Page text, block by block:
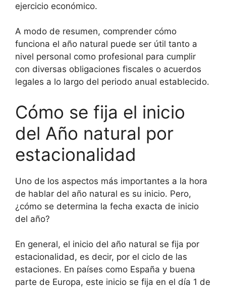
ejercicio económico.
A modo de resumen, comprender cómo
funciona el año natural puede ser útil tanto a
nivel personal como profesional para cumplir
con diversas obligaciones fiscales o acuerdos
legales a lo largo del periodo anual establecido.
Cómo se fija el inicio
del Año natural por
estacionalidad
Uno de los aspectos más importantes a la hora
de hablar del año natural es su inicio. Pero,
¿cómo se determina la fecha exacta de inicio
del año?
En general, el inicio del año natural se fija por
estacionalidad, es decir, por el ciclo de las
estaciones. En países como España y buena
parte de Europa, este inicio se fija en el día 1 de